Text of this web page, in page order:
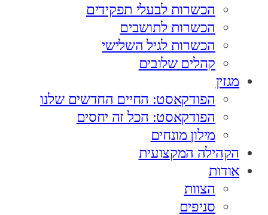
הכשרות לבעלי תפקידים
הכשרות לתושבים
הכשרות לגיל השלישי
קהלים שלובים
מגזין
הפודקאסט: החיים החדשים שלנו
הפודקאסט: הכל זה יחסים
מילון מונחים
הקהילה המקצועית
אודות
הצוות
סניפים